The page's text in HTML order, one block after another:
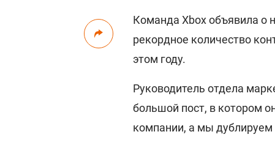
Команда Xbox объявила о
рекордное количество
этом году.
Руководитель отдела
большой пост, в котором
компании, а мы дублируем